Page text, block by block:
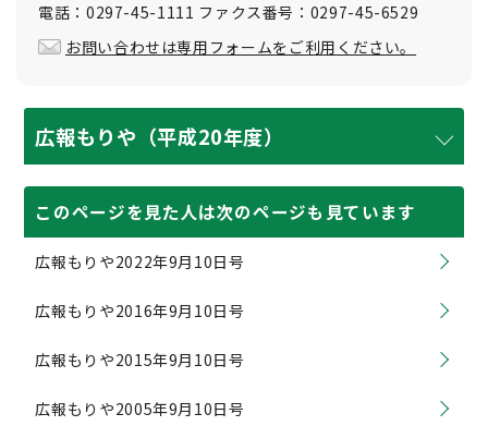
電話：0297-45-1111 ファクス番号：0297-45-6529
お問い合わせは専用フォームをご利用ください。
広報もりや（平成20年度）
このページを見た人は次のページも見ています
広報もりや2022年9月10日号
広報もりや2016年9月10日号
広報もりや2015年9月10日号
広報もりや2005年9月10日号